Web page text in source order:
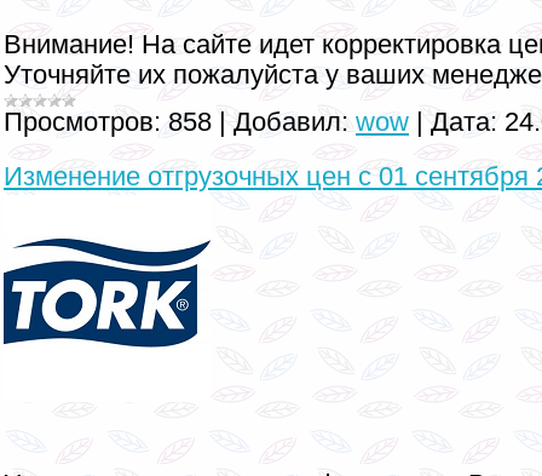
Внимание! На сайте идет корректировка
Уточняйте их пожалуйста у ваших
Просмотров: 858 Добавил: wow Дата:
Изменение отгрузочных цен с 01 сентября